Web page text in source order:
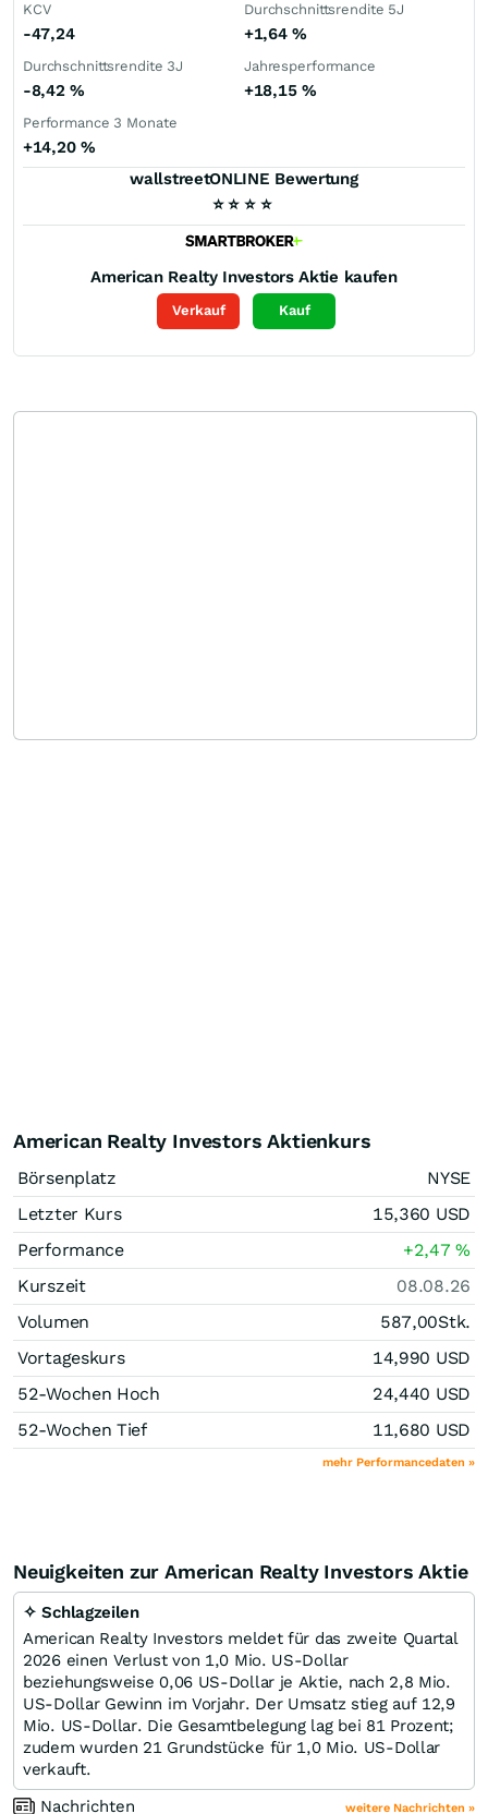
KCV
-47,24
Durchschnittsrendite 5J
+1,64%
Durchschnittsrendite 3J
-8,42%
Jahresperformance
+18,15 %
Performance 3 Monate
+14,20 %
wallstreetONLINE Bewertung
⭐ ⭐ ⭐ ⭐
American Realty Investors Aktie kaufen
Verkauf Kauf
American Realty Investors Aktienkurs
Börsenplatz
NYSE
Letzter Kurs
15,360 USD
Performance
+2,47%
Kurszeit
08.08.26
Volumen
587,00Stk.
Vortageskurs
14,990 USD
52-Wochen Hoch
24,440 USD
52-Wochen Tief
11,680 USD
mehr Performancedaten »
Neuigkeiten zur American Realty Investors Aktie
✧ Schlagzeilen
American Realty Investors meldet für das zweite Quartal
2026 einen Verlust von 1,0 Mio. US-Dollar
beziehungsweise 0,06 US-Dollar je Aktie, nach 2,8 Mio.
US-Dollar Gewinn im Vorjahr. Der Umsatz stieg auf 12,9
Mio. US-Dollar. Die Gesamtbelegung lag bei 81 Prozent;
zudem wurden 21 Grundstücke für 1,0 Mio. US-Dollar
verkauft.
Nachrichten
weitere Nachrichten »